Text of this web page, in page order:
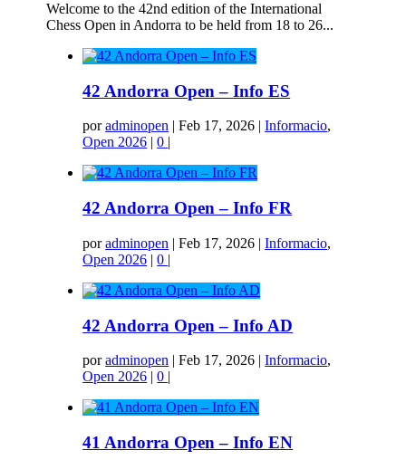
Welcome to the 42nd edition of the International
Chess Open in Andorra to be held from 18 to 26...
42 Andorra Open – Info ES
poradminopen |Feb 17, 2026 |Informacio,
Open 2026 |0 |
42 Andorra Open – Info FR
poradminopen |Feb 17, 2026 |Informacio,
Open 2026 |0 |
42 Andorra Open – Info AD
poradminopen |Feb 17, 2026 |Informacio,
Open 2026 |0 |
41 Andorra Open – Info EN